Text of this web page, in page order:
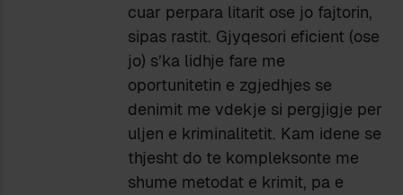
cuar perpara litarit ose jo fajtorin,
sipas rastit. Gjyqesori eficient (ose
jo) s’ka lidhje fare me
oportunitetin e zgjedhjes se
denimit me vdekje si pergjigje per
uljen e kriminalitetit. Kam idene se
thjesht do te kompleksonte me
shume metodat e krimit, pa e